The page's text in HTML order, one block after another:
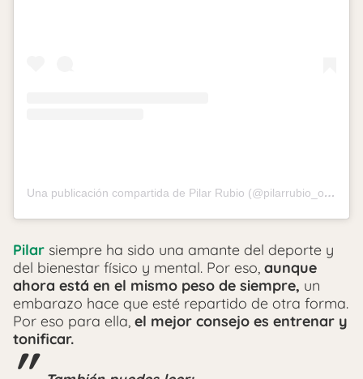
Una publicación compartida de Pilar Rubio (@pilarrubio_oficial)
Pilar siempre ha sido una amante del deporte y
del bienestar físico y mental. Por eso, aunque
ahora está en el mismo peso de siempre, un
embarazo hace que esté repartido de otra forma.
Por eso para ella, el mejor consejo es entrenar y
tonificar.